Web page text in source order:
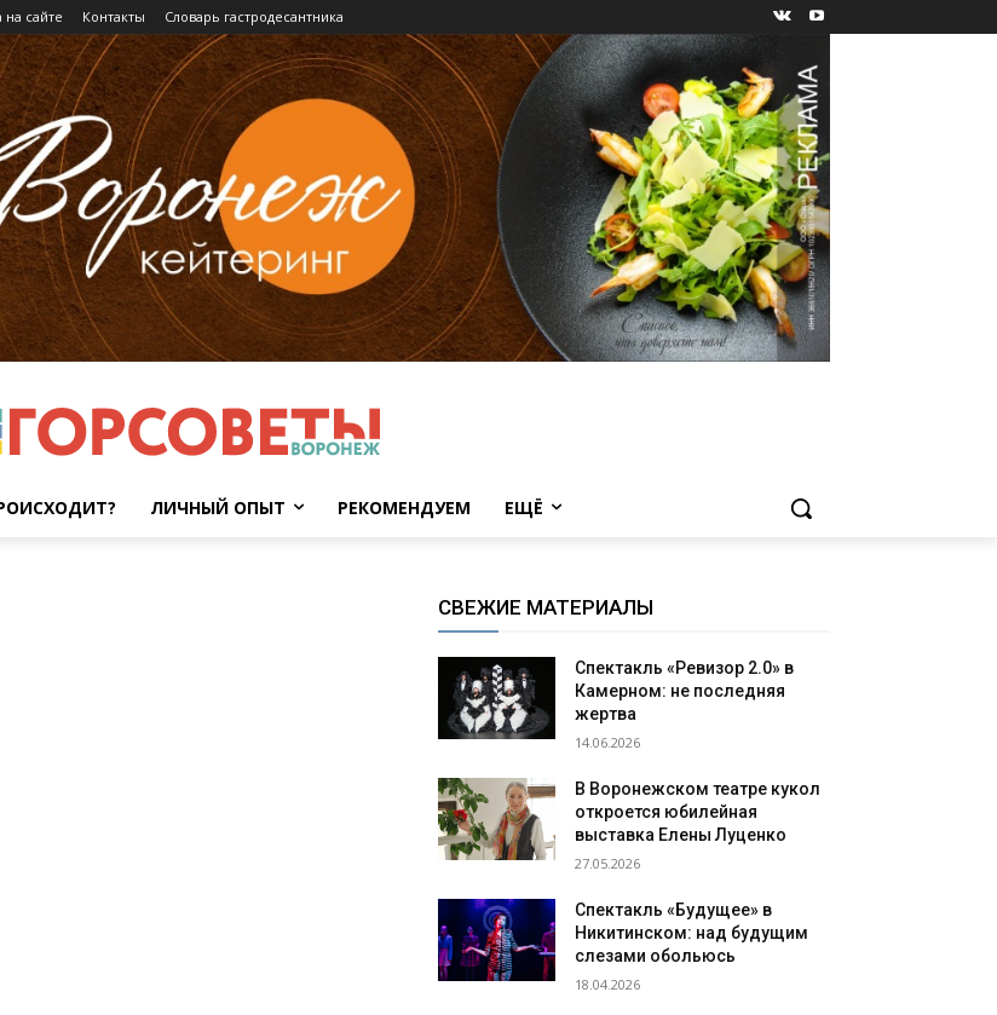
на сайте Контакты Словарь гастродесантника
ЛИЧНЫЙ ОПЫТ РЕКОМЕНДУЕМ ЕЩЁ
СВЕЖИЕ МАТЕРИАЛЫ
Спектакль «Ревизор 2.0» в
Камерном: не последняя
жертва
14.06.2026
В Воронежском театре кукол
откроется юбилейная
выставка Елены Луценко
27.05.2026
Спектакль «Будущее» в
Никитинском: над будущим
слезами обольюсь
18.04.2026